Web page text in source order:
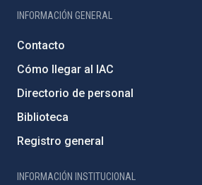
INFORMACIÓN GENERAL
Contacto
Cómo llegar al IAC
Directorio de personal
Biblioteca
Registro general
INFORMACIÓN INSTITUCIONAL